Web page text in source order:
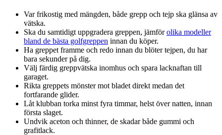
Var frikostig med mängden, både grepp och tejp ska glänsa av
vätska.
Ska du samtidigt uppgradera greppen, jämförolika modeller
bland de bästa golfgreppen innan du köper.
Ha greppet framme och redo innan du blöter tejpen, du har
bara sekunder på dig.
Välj färdig greppvätska inomhus och spara lacknaftan till
garaget.
Rikta greppets mönster mot bladet direkt medan det
fortfarande glider.
Låt klubban torka minst fyra timmar, helst över natten, innan
första slaget.
Undvik aceton och thinner, de skadar både gummi och
grafitlack.